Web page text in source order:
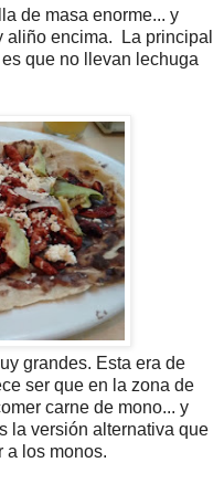
de masa enorme... y
aliño encima. La principal
que no llevan lechuga
grandes. Esta era de
ser que en la zona de
carne de mono... y
la versión alternativa que
a los monos.